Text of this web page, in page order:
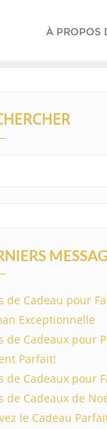
À PROPOS
de Cadeau pour
Exceptionnelle
de Cadeaux pour
Parfait!
de Cadeaux pour
de Cadeaux de
le Cadeau